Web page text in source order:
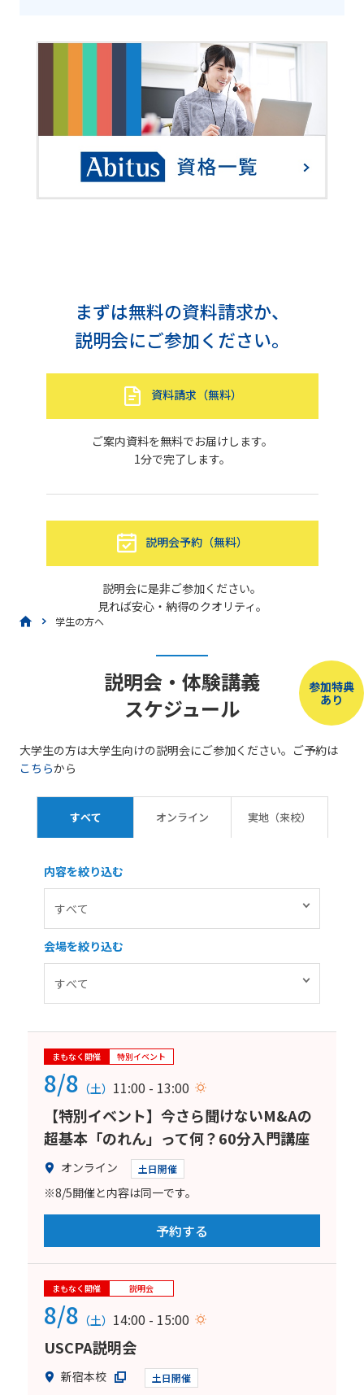
まずは無料の資料請求か、
説明会にご参加ください。
資料請求（無料）
ご案内資料を無料でお届けします。
1分で完了します。
説明会予約（無料）
説明会に是非ご参加ください。
見れば安心・納得のクオリティ。
学生の方へ
参加特典
あり
説明会・体験講義
スケジュール
大学生の方は大学生向けの説明会にご参加ください。ご予約は
こちらから
すべて オンライン 実地（来校）
内容を絞り込む
会場を絞り込む
まもなく開催 特別イベント
8/8 （土） 11:00 - 13:00
【特別イベント】今さら聞けないM&Aの
超基本「のれん」って何？60分入門講座
オンライン 土日開催
※8/5開催と内容は同一です。
予約する
まもなく開催 説明会
8/8 （土） 14:00 - 15:00
USCPA説明会
新宿本校 土日開催